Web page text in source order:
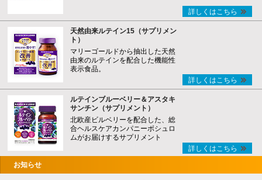
詳しくはこちら
天然由来ルテイン15（サプリメン
ト）
マリーゴールドから抽出した天然
由来のルテインを配合した機能性
表示食品。
詳しくはこちら
ルテインブルーベリー＆アスタキ
サンチン（サプリメント）
北欧産ビルベリーを配合した、総
合ヘルスケアカンパニーボシュロ
ムがお届けするサプリメント
詳しくはこちら
お知らせ